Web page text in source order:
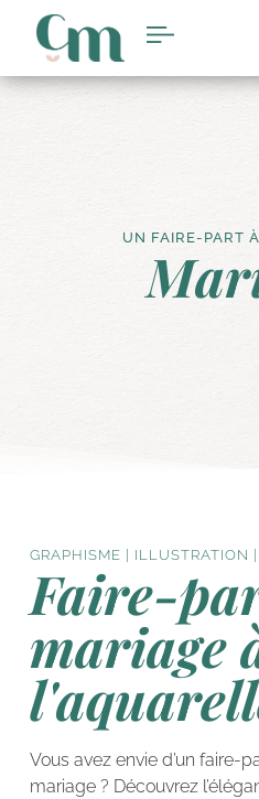
UN FAIRE-PART
GRAPHISME | ILLUSTRATION |
Faire-
mariage
Vous avez envie d’un faire-
mariage ? Découvrez